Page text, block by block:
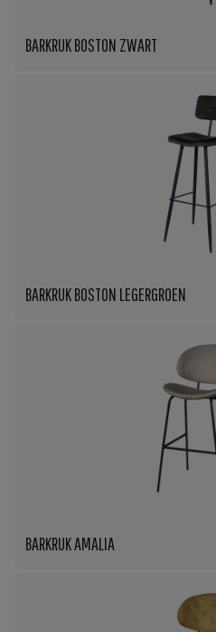
BARKRUK BOSTON ZWART
BARKRUK BOSTON LEGERGROEN
BARKRUK AMALIA